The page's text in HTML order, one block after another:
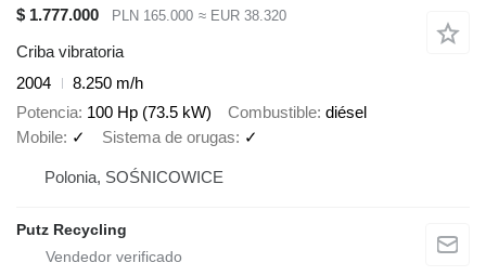
$ 1.777.000
PLN 165.000 ≈ EUR 38.320
Criba vibratoria
2004
8.250 m/h
Potencia 100 Hp (73.5 kW) Combustible diésel
Mobile ✓ Sistema de orugas ✓
Polonia, SOŚNICOWICE
Putz Recycling